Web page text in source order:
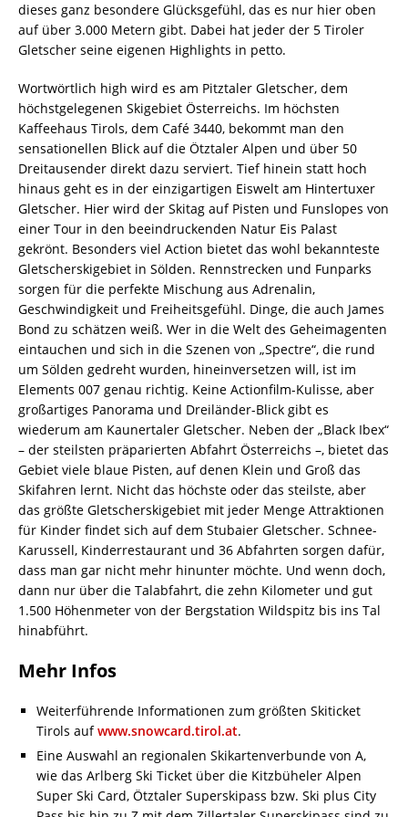
dieses ganz besondere Glücksgefühl, das es nur hier oben
auf über 3.000 Metern gibt. Dabei hat jeder der 5 Tiroler
Gletscher seine eigenen Highlights in petto.
Wortwörtlich high wird es am Pitztaler Gletscher, dem
höchstgelegenen Skigebiet Österreichs. Im höchsten
Kaffeehaus Tirols, dem Café 3440, bekommt man den
sensationellen Blick auf die Ötztaler Alpen und über 50
Dreitausender direkt dazu serviert. Tief hinein statt hoch
hinaus geht es in der einzigartigen Eiswelt am Hintertuxer
Gletscher. Hier wird der Skitag auf Pisten und Funslopes von
einer Tour in den beeindruckenden Natur Eis Palast
gekrönt. Besonders viel Action bietet das wohl bekannteste
Gletscherskigebiet in Sölden. Rennstrecken und Funparks
sorgen für die perfekte Mischung aus Adrenalin,
Geschwindigkeit und Freiheitsgefühl. Dinge, die auch James
Bond zu schätzen weiß. Wer in die Welt des Geheimagenten
eintauchen und sich in die Szenen von „Spectre“, die rund
um Sölden gedreht wurden, hineinversetzen will, ist im
Elements 007 genau richtig. Keine Actionfilm-Kulisse, aber
großartiges Panorama und Dreiländer-Blick gibt es
wiederum am Kaunertaler Gletscher. Neben der „Black Ibex“
– der steilsten präparierten Abfahrt Österreichs –, bietet das
Gebiet viele blaue Pisten, auf denen Klein und Groß das
Skifahren lernt. Nicht das höchste oder das steilste, aber
das größte Gletscherskigebiet mit jeder Menge Attraktionen
für Kinder findet sich auf dem Stubaier Gletscher. Schnee-
Karussell, Kinderrestaurant und 36 Abfahrten sorgen dafür,
dass man gar nicht mehr hinunter möchte. Und wenn doch,
dann nur über die Talabfahrt, die zehn Kilometer und gut
1.500 Höhenmeter von der Bergstation Wildspitz bis ins Tal
hinabführt.
Mehr Infos
Weiterführende Informationen zum größten Skiticket
Tirols aufwww.snowcard.tirol.at.
Eine Auswahl an regionalen Skikartenverbunde von A,
wie das Arlberg Ski Ticket über die Kitzbüheler Alpen
Super Ski Card, Ötztaler Superskipass bzw. Ski plus City